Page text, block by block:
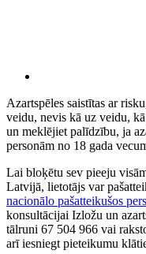
Azartspēles saistītas ar
veidu, nevis kā uz veidu,
un meklējiet palīdzību, ja
personām no 18 gada
Lai bloķētu sev pieeju
Latvijā, lietotājs var
nacionālo pašatteikušos
konsultācijai Izložu un
tālruni 67 504 966 vai
arī iesniegt pieteikumu